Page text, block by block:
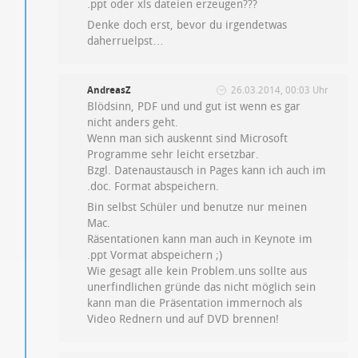
.ppt oder xls dateien erzeugen???
Denke doch erst, bevor du irgendetwas
daherruelpst…
AndreasZ 26.03.2014, 00:03 Uhr
Blödsinn, PDF und und gut ist wenn es gar
nicht anders geht.
Wenn man sich auskennt sind Microsoft
Programme sehr leicht ersetzbar.
Bzgl. Datenaustausch in Pages kann ich auch im
.doc. Format abspeichern.
Bin selbst Schüler und benutze nur meinen
Mac.
Räsentationen kann man auch in Keynote im
.ppt Vormat abspeichern ;)
Wie gesagt alle kein Problem.uns sollte aus
unerfindlichen gründe das nicht möglich sein
kann man die Präsentation immernoch als
Video Rednern und auf DVD brennen!